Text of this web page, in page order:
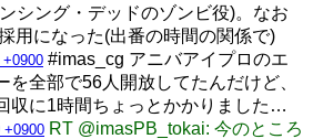
シング・デッドのゾンビ役)。なお
用になった(出番の時間の関係で)
+0900 #imas_cg アニバアイプロのエ
を全部で56人開放してたんだけど、
収に1時間ちょっとかかりました…
+0900 RT @imasPB_tokai: 今のところ